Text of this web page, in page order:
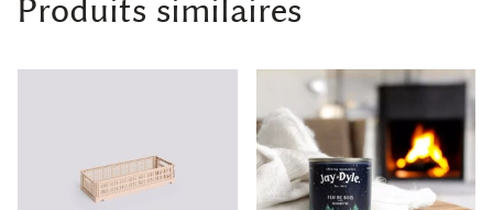
Produits similaires